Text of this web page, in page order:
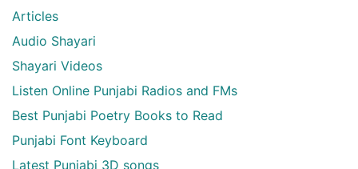
Articles
Audio Shayari
Shayari Videos
Listen Online Punjabi Radios and FMs
Best Punjabi Poetry Books to Read
Punjabi Font Keyboard
Latest Punjabi 3D songs